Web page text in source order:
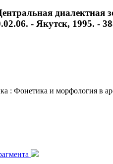
диалектная
- Якутск, 1995. -
: Фонетика и морфология в